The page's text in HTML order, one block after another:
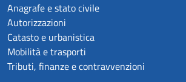
Anagrafe e stato civile
Autorizzazioni
Catasto e urbanistica
Mobilità e trasporti
Tributi, finanze e contravvenzioni